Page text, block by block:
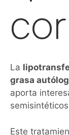
La
grasa
aporta
Este